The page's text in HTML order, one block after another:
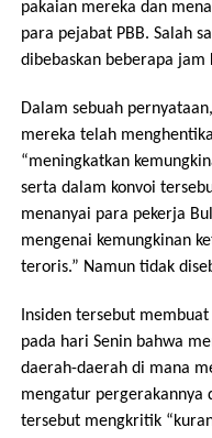
pakaian mereka dan
para pejabat PBB. Salah
dibebaskan beberapa
Dalam sebuah
mereka telah
“meningkatkan
serta dalam konvoi
menanyai para pekerja
mengenai kemungkinan
teroris.” Namun tidak
Insiden tersebut
pada hari Senin bahwa
daerah-daerah di mana
mengatur pergerakannya
tersebut mengkritik